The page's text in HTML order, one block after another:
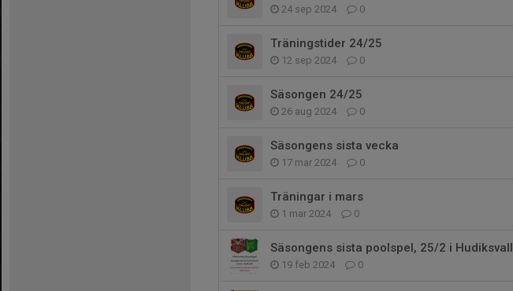
24 sep 2024 0
Träningstider 24/25
12 sep 2024 0
Säsongen 24/25
26 aug 2024 0
Säsongens sista vecka
17 mar 2024 0
Träningar i mars
1 mar 2024 0
Säsongens sista poolspel, 25/2 i Hudiksvall
19 feb 2024 0